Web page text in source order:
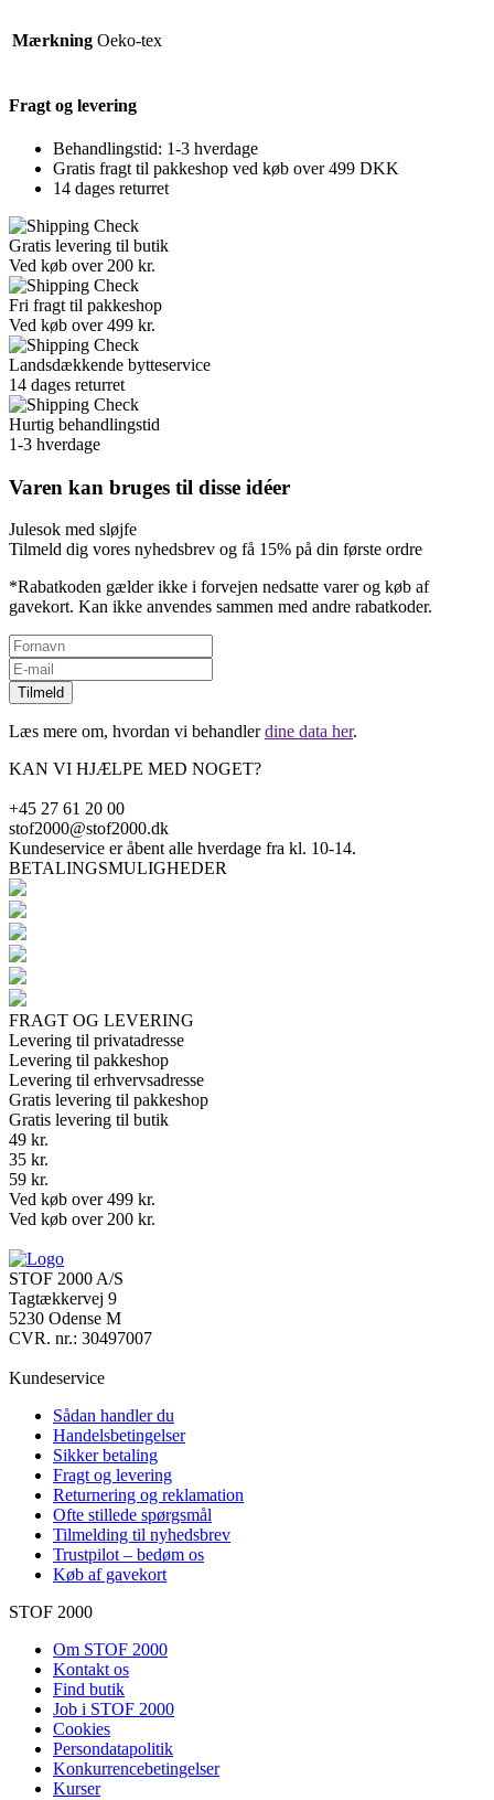
Mærkning Oeko-tex
Fragt og levering
Behandlingstid: 1-3 hverdage
Gratis fragt til pakkeshop ved køb over 499 DKK
14 dages returret
Gratis levering til butik
Ved køb over 200 kr.
Fri fragt til pakkeshop
Ved køb over 499 kr.
Landsdækkende bytteservice
14 dages returret
Hurtig behandlingstid
1-3 hverdage
Varen kan bruges til disse idéer
Julesok med sløjfe
Tilmeld dig vores nyhedsbrev og få 15% på din første ordre
*Rabatkoden gælder ikke i forvejen nedsatte varer og køb af
gavekort. Kan ikke anvendes sammen med andre rabatkoder.
Tilmeld
Læs mere om, hvordan vi behandlerdine data her.
KAN VI HJÆLPE MED NOGET?
+45 27 61 20 00
stof2000@stof2000.dk
Kundeservice er åbent alle hverdage fra kl. 10-14.
BETALINGSMULIGHEDER
FRAGT OG LEVERING
Levering til privatadresse
Levering til pakkeshop
Levering til erhvervsadresse
Gratis levering til pakkeshop
Gratis levering til butik
49 kr.
35 kr.
59 kr.
Ved køb over 499 kr.
Ved køb over 200 kr.
STOF 2000 A/S
Tagtækkervej 9
5230 Odense M
CVR. nr.: 30497007
Kundeservice
Sådan handler du
Handelsbetingelser
Sikker betaling
Fragt og levering
Returnering og reklamation
Ofte stillede spørgsmål
Tilmelding til nyhedsbrev
Trustpilot – bedøm os
Køb af gavekort
STOF 2000
Om STOF 2000
Kontakt os
Find butik
Job i STOF 2000
Cookies
Persondatapolitik
Konkurrencebetingelser
Kurser